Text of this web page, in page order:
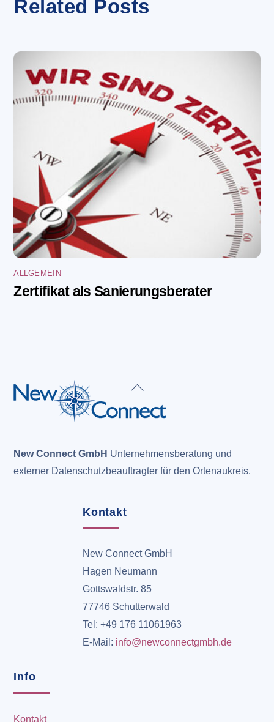
Related Posts
ALLGEMEIN
Zertifikat als Sanierungsberater
Back
Top
New Connect GmbH Unternehmensberatung und
externer Datenschutzbeauftragter für den Ortenaukreis.
Kontakt
New Connect GmbH
Hagen Neumann
Gottswaldstr. 85
77746 Schutterwald
Tel: +49 176 11061963
E-Mail: info@newconnectgmbh.de
Info
Kontakt